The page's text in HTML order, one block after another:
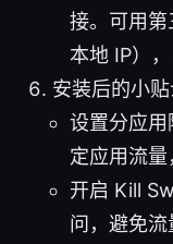
接。可用第
本地 IP）
安装后的小贴
设置分应
定应用流量
开启 Kill
问，避免流